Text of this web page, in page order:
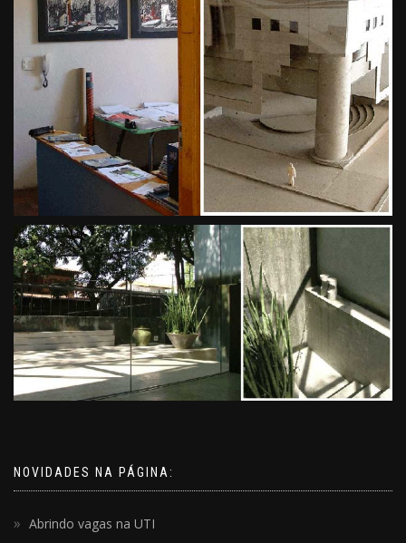
NOVIDADES NA PÁGINA:
Abrindo vagas na UTI